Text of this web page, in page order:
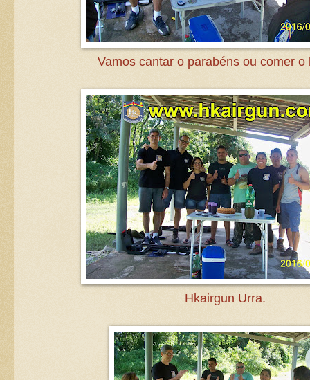
Vamos cantar o parabéns ou comer o
Hkairgun Urra.